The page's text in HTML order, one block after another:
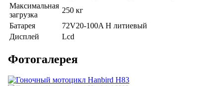
Максимальная
загрузка
250 кг
Батарея
72V20-100A H литиевый
Дисплей
Lcd
Фотогалерея